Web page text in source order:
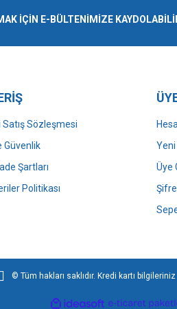
Gönder
İÇİN E-BÜLTENİMİZE
Sözleşmesi
Güvenlik
Şartları
Politikası
Üye
© Tüm hakları saklıdır. Kredi kartı
ideasoft